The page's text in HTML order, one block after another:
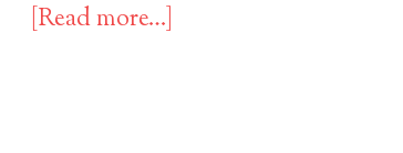
[Read more…]